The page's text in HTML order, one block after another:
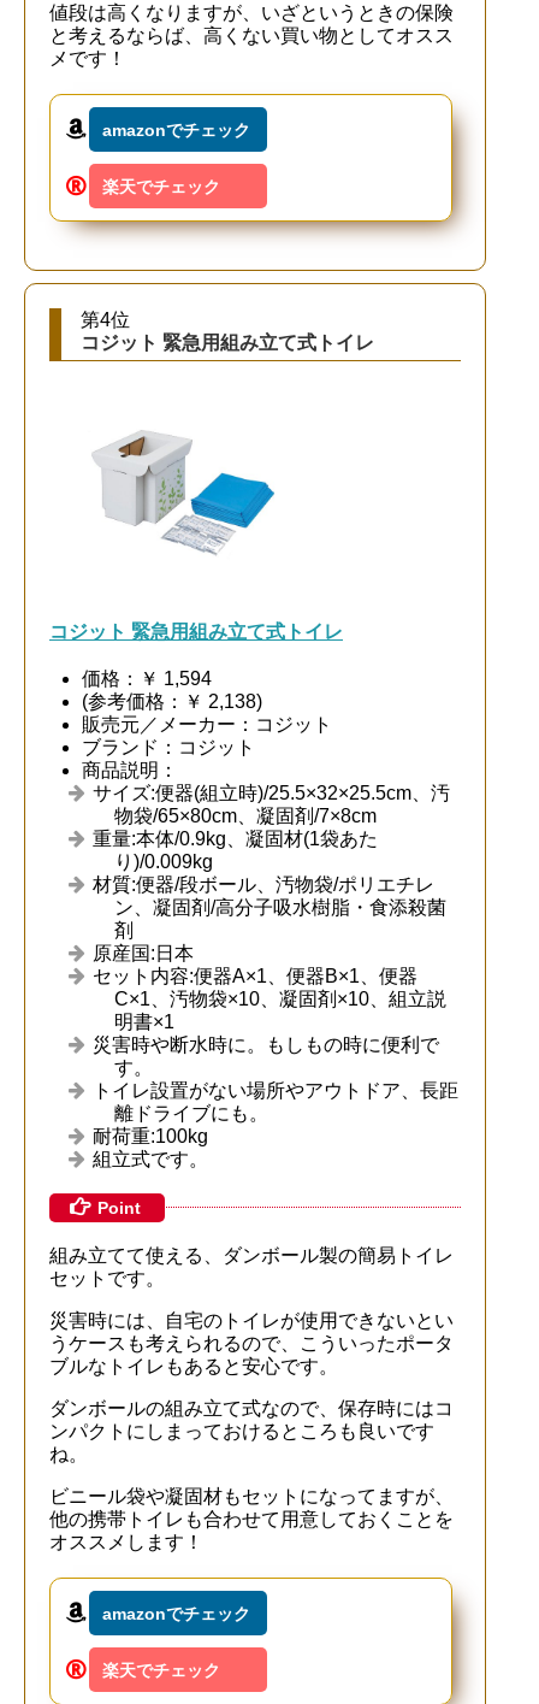
値段は高くなりますが、いざというときの保険
と考えるならば、高くない買い物としてオスス
メです！
amazonでチェック
楽天でチェック
第4位
コジット 緊急用組み立て式トイレ
コジット 緊急用組み立て式トイレ
価格：￥ 1,594
(参考価格：￥ 2,138)
販売元／メーカー：コジット
ブランド：コジット
商品説明：
サイズ:便器(組立時)/25.5×32×25.5cm、汚
物袋/65×80cm、凝固剤/7×8cm
重量:本体/0.9kg、凝固材(1袋あた
り)/0.009kg
材質:便器/段ボール、汚物袋/ポリエチレ
ン、凝固剤/高分子吸水樹脂・食添殺菌
剤
原産国:日本
セット内容:便器A×1、便器B×1、便器
C×1、汚物袋×10、凝固剤×10、組立説
明書×1
災害時や断水時に。もしもの時に便利で
す。
トイレ設置がない場所やアウトドア、長距
離ドライブにも。
耐荷重:100kg
組立式です。
Point
組み立てて使える、ダンボール製の簡易トイレ
セットです。
災害時には、自宅のトイレが使用できないとい
うケースも考えられるので、こういったポータ
ブルなトイレもあると安心です。
ダンボールの組み立て式なので、保存時にはコ
ンパクトにしまっておけるところも良いです
ね。
ビニール袋や凝固材もセットになってますが、
他の携帯トイレも合わせて用意しておくことを
オススメします！
amazonでチェック
楽天でチェック